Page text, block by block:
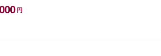
円